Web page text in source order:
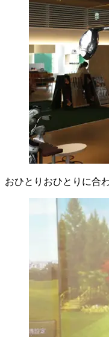
おひとりおひとりに合